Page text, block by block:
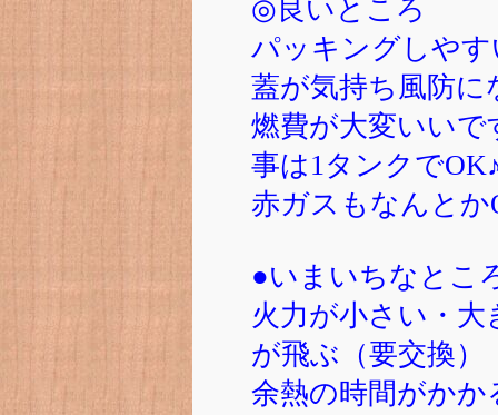
◎良いところ
パッキングしや
蓋が気持ち風防に
燃費が大変いい
事は1タンクで
赤ガスもなんと
●いまいちなとこ
火力が小さい・
が飛ぶ（要交換）
余熱の時間がか